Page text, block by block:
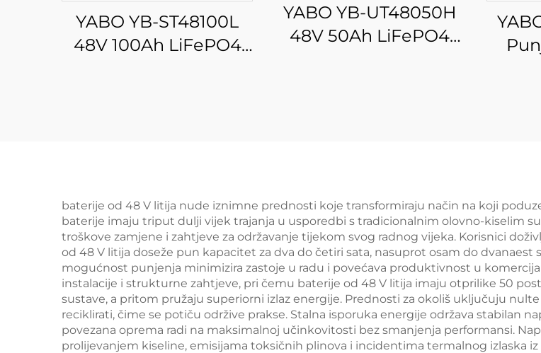
YABO YB-ST48100L
48V 100Ah LiFePO4
YABO YB-UT48050H
48V 50Ah LiFePO4
baterije od 48 V litija nude iznimne prednosti koje transformiraju način na koji
baterije imaju triput dulji vijek trajanja u usporedbi s tradicionalnim olovno-kiselim
troškove zamjene i zahtjeve za održavanje tijekom svog radnog vijeka. Korisnici
od 48 V litija doseže pun kapacitet za dva do četiri sata, nasuprot osam do
mogućnost punjenja minimizira zastoje u radu i povećava produktivnost u
instalacije i strukturne zahtjeve, pri čemu baterije od 48 V litija imaju otprilike 50
sustave, a pritom pružaju superiorni izlaz energije. Prednosti za okoliš uključuju
reciklirati, čime se potiču održive prakse. Stalna isporuka energije održava stabilan
povezana oprema radi na maksimalnoj učinkovitosti bez smanjenja performansi.
prolijevanjem kiseline, emisijama toksičnih plinova i incidentima termalnog izlaska